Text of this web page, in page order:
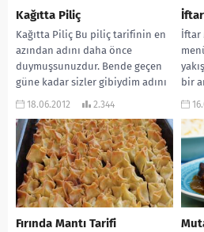
Kağıtta Piliç
Kağıtta Piliç Bu piliç tarifinin en
azından adını daha önce
duymuşsunuzdur. Bende geçen
güne kadar sizler gibiydim adını
duymuştum fakat...
18.06.2012 2.344
İftar
bir
Fırında Mantı Tarifi